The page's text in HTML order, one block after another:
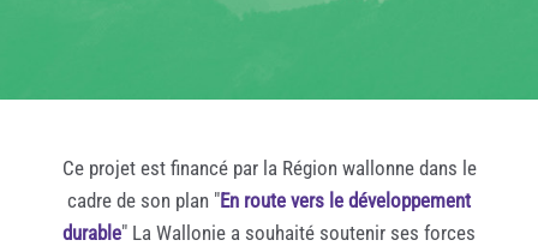
Ce projet est financé par la Région wallonne dans le
cadre de son plan "En route vers le développement
durable" La Wallonie a souhaité soutenir ses forces